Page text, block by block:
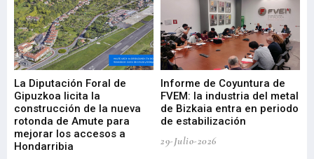
La Diputación Foral de
Gipuzkoa licita la
construcción de la nueva
rotonda de Amute para
mejorar los accesos a
Hondarribia
Informe de Coyuntura de
FVEM: la industria del metal
de Bizkaia entra en periodo
de estabilización
29-Julio-2026